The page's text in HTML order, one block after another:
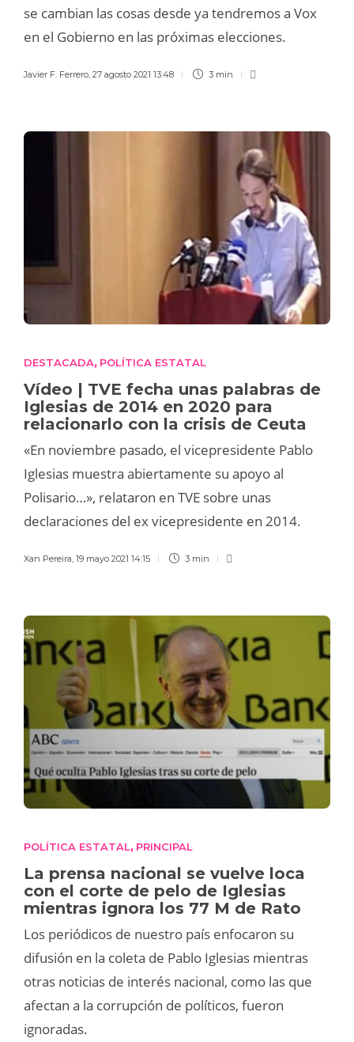
se cambian las cosas desde ya tendremos a Vox
en el Gobierno en las próximas elecciones.
Javier F. Ferrero 27 agosto 2021 13:48 3 min
DESTACADA, POLÍTICA ESTATAL
Vídeo | TVE fecha unas palabras de
Iglesias de 2014 en 2020 para
relacionarlo con la crisis de Ceuta
«En noviembre pasado, el vicepresidente Pablo
Iglesias muestra abiertamente su apoyo al
Polisario…», relataron en TVE sobre unas
declaraciones del ex vicepresidente en 2014.
Xan Pereira, 19 mayo 2021 14:15 3 min
POLÍTICA ESTATAL, PRINCIPAL
La prensa nacional se vuelve loca
con el corte de pelo de Iglesias
mientras ignora los 77 M de Rato
Los periódicos de nuestro país enfocaron su
difusión en la coleta de Pablo Iglesias mientras
otras noticias de interés nacional, como las que
afectan a la corrupción de políticos, fueron
ignoradas.